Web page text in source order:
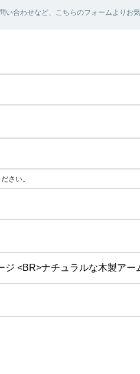
い合わせなど、こちらのフォームよりお
さい。